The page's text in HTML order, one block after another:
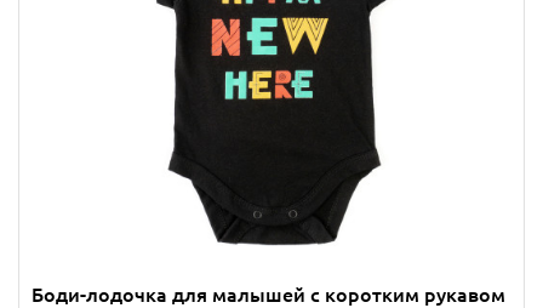
Боди-лодочка для малышей с коротким рукавом